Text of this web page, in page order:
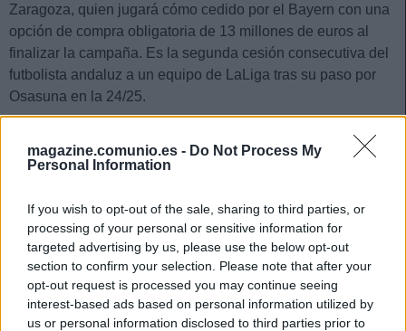
magazine.comunio.es - Do Not Process My
Personal Information
If you wish to opt-out of the sale, sharing to third parties, or
processing of your personal or sensitive information for
targeted advertising by us, please use the below opt-out
section to confirm your selection. Please note that after your
opt-out request is processed you may continue seeing
interest-based ads based on personal information utilized by
us or personal information disclosed to third parties prior to
Zaragoza, quien jugará cómo cedido por el Bayern con una
opción de compra obligatoria de 13 millones de euros al
finalizar la campaña. Es la segunda cesión consecutiva del
futbolista andaluz a un equipo de LaLiga tras su paso por
Osasuna en la 24/25.
El curso pasado disputó 27 partidos ligueros con los rojillos,
en los que marcó un gol, repartió 6 asistencias y logró 148
puntos Comunio. En ataque tuvo unos promedios de 2,1
El internacional español reforzará la posición de
extremo/mediapunta del conjunto gallego. Su competencia
para tener minutos en esos puestos serán Swedberg, Pablo
Durán o Iago Aspas entre otros, pero se espera que sea
titular habitual en las cambiantes alineaciones que